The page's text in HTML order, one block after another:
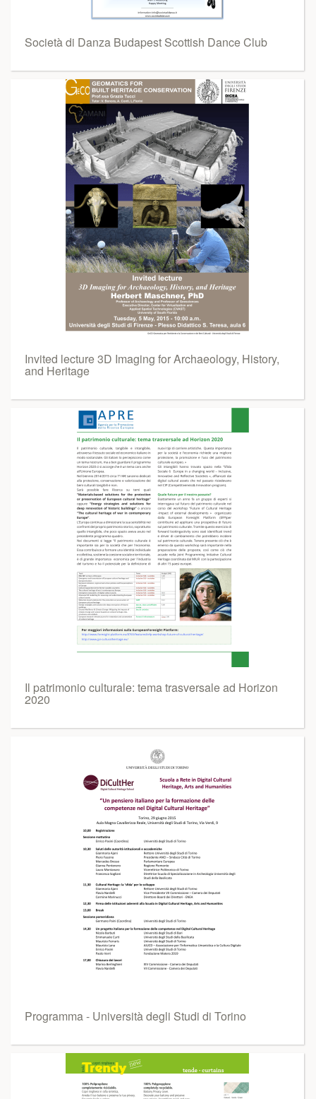
Società di Danza Budapest Scottish Dance Club
Invited lecture 3D Imaging for Archaeology, History,
and Heritage
Il patrimonio culturale: tema trasversale ad Horizon
2020
Programma - Università degli Studi di Torino